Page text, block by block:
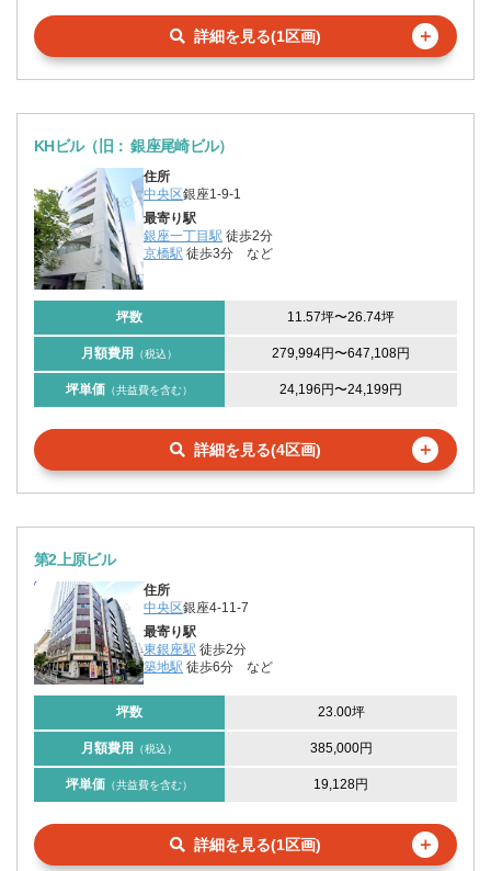
詳細を見る(1区画) ＋
KHビル（旧： 銀座尾崎ビル）
住所
中央区銀座1-9-1
最寄り駅
銀座一丁目駅 徒歩2分
京橋駅 徒歩3分 など
坪数 11.57坪〜26.74坪
月額費用 （税込） 279,994円〜647,108円
坪単価 （共益費を含む） 24,196円〜24,199円
詳細を見る(4区画) ＋
第2上原ビル
住所
中央区銀座4-11-7
最寄り駅
東銀座駅 徒歩2分
築地駅 徒歩6分 など
坪数 23.00坪
月額費用 （税込） 385,000円
坪単価 （共益費を含む） 19,128円
詳細を見る(1区画) ＋